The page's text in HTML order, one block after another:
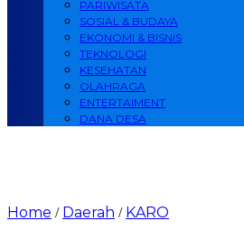
PARIWISATA
SOSIAL & BUDAYA
EKONOMI & BISNIS
TEKNOLOGI
KESEHATAN
OLAHRAGA
ENTERTAIMENT
DANA DESA
Home / Daerah / KARO